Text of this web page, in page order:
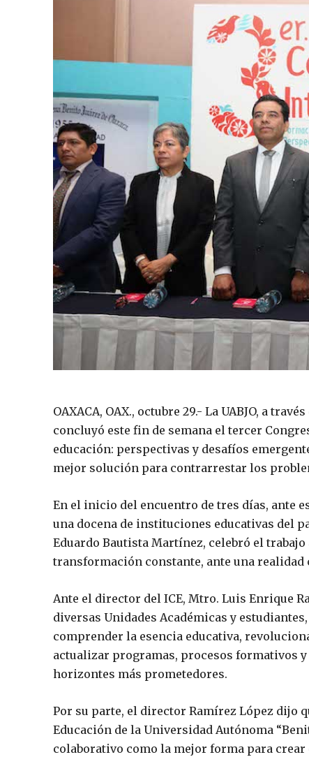
OAXACA, OAX., octubre 29.- La UABJO, a
concluyó este fin de semana el tercer
educación: perspectivas y desafíos
mejor solución para contrarrestar los
En el inicio del encuentro de tres días, ante
una docena de instituciones educativas del
Eduardo Bautista Martínez, celebró el
transformación constante, ante una
Ante el director del ICE, Mtro. Luis Enrique
diversas Unidades Académicas y
comprender la esencia educativa,
actualizar programas, procesos formativos
horizontes más prometedores.
Por su parte, el director Ramírez López dijo
Educación de la Universidad Autónoma
colaborativo como la mejor forma para